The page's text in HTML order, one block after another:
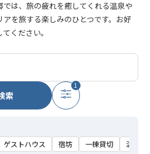
は、旅の疲れを癒してくれる温泉や
を旅する楽しみのひとつです。お好
ください。
索
1
ゲストハウス 宿坊 一棟貸切 温泉